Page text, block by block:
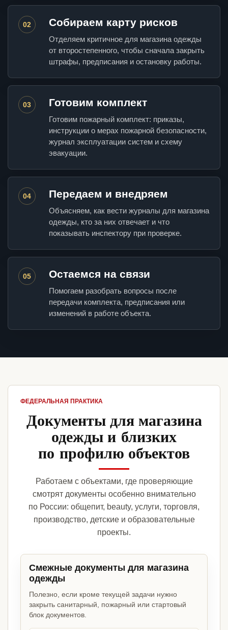
02 Собираем карту рисков
Отделяем критичное для магазина одежды
от второстепенного, чтобы сначала закрыть
штрафы, предписания и остановку работы.
03 Готовим комплект
Готовим пожарный комплект: приказы,
инструкции о мерах пожарной безопасности,
журнал эксплуатации систем и схему
эвакуации.
04 Передаем и внедряем
Объясняем, как вести журналы для магазина
одежды, кто за них отвечает и что
показывать инспектору при проверке.
05 Остаемся на связи
Помогаем разобрать вопросы после
передачи комплекта, предписания или
изменений в работе объекта.
ФЕДЕРАЛЬНАЯ ПРАКТИКА
Документы для магазина
одежды и близких
по профилю объектов
Работаем с объектами, где проверяющие
смотрят документы особенно внимательно
по России: общепит, beauty, услуги, торговля,
производство, детские и образовательные
проекты.
Смежные документы для магазина
одежды
Полезно, если кроме текущей задачи нужно
закрыть санитарный, пожарный или стартовый
блок документов.